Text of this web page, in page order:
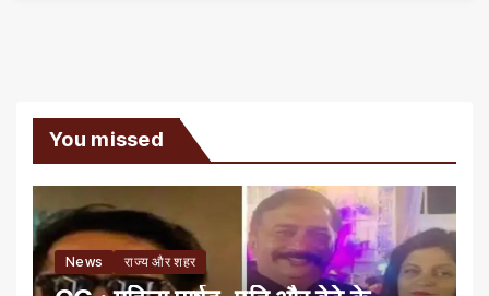
You missed
News राज्य और शहर